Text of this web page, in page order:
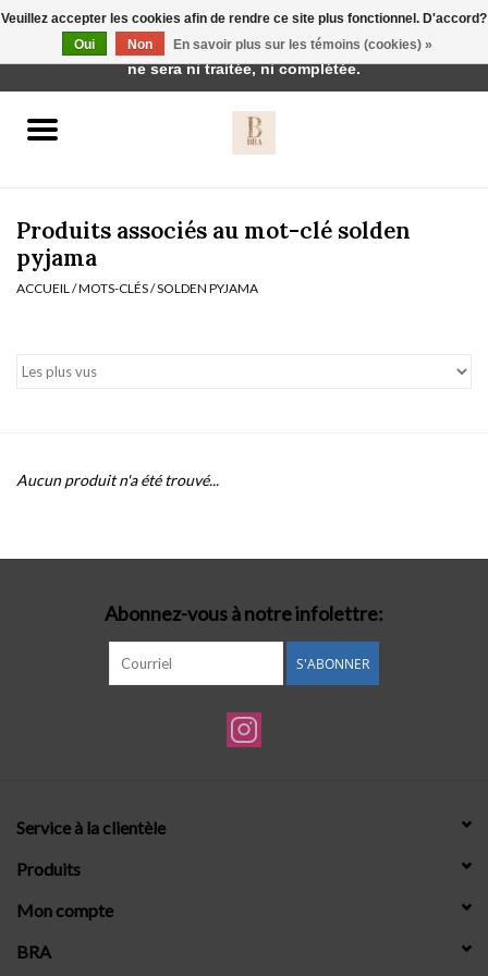
vêtements de nuit
Badmode
Produits associés au mot-clé solden
pyjama
ACCUEIL /MOTS-CLÉS/SOLDEN PYJAMA
Aucun produit n'a été trouvé...
Abonnez-vous à notre infolettre:
S'ABONNER
Service à la clientèle
Produits
Mon compte
BRA
Veuillez accepter les cookies afin de rendre ce site plus fonctionnel. D'accord?
Oui
Non En savoir plus sur les témoins (cookies) »
Cette boutique est en construction. Toute commande passée
ne sera ni traitée, ni complétée.